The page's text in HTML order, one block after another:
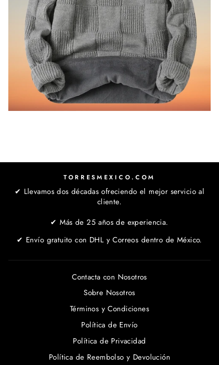
TORRESMEXICO.COM
✔ Llevamos dos décadas ofreciendo el mejor servicio al
cliente.
✔ Más de 25 años de experiencia.
✔ Envío gratuito con DHL y Correos dentro de México.
Contacta con Nosotros
Sobre Nosotros
Términos y Condiciones
Política de Envío
Política de Privacidad
Política de Reembolso y Devolución